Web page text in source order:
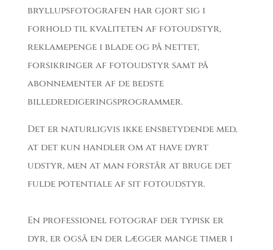
bryllupsfotografen har gjort sig i
forhold til kvaliteten af fotoudstyr,
reklamepenge i blade og på nettet,
forsikringer af fotoudstyr samt på
abonnementer af de bedste
billedredigeringsprogrammer.
Det er naturligvis ikke ensbetydende med,
at det kun handler om at have dyrt
udstyr, men at man forstår at bruge det
fulde potentiale af sit fotoudstyr.
En professionel fotograf der typisk er
dyr, er også en der lægger mange timer i